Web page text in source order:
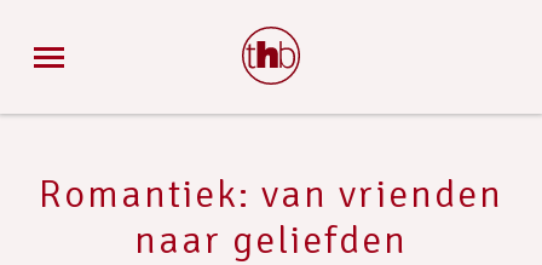
Romantiek: van vrienden
naar geliefden